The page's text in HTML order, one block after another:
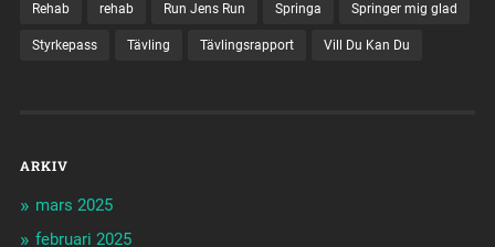
Rehab rehab Run Jens Run Springa Springer mig glad
Styrkepass Tävling Tävlingsrapport Vill Du Kan Du
ARKIV
mars 2025
februari 2025